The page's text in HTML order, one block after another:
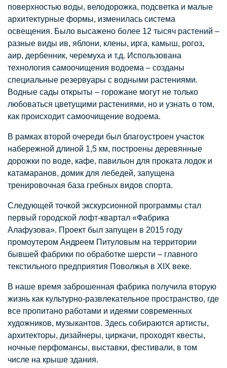
поверхностью воды, велодорожка, подсветка и малые
архитектурные формы, изменилась система
освещения. Было высажено более 12 тысяч растений –
разные виды ив, яблони, клены, ирга, камыш, рогоз,
аир, дербенник, черемуха и т.д. Использована
технология самоочищения водоема – созданы
специальные резервуары с водными растениями.
Водные сады открыты – горожане могут не только
любоваться цветущими растениями, но и узнать о том,
как происходит самоочищение водоема.
В рамках второй очереди был благоустроен участок
набережной длиной 1,5 км, построены деревянные
дорожки по воде, кафе, павильон для проката лодок и
катамаранов, домик для лебедей, запущена
тренировочная база гребных видов спорта.
Следующей точкой экскурсионной программы стал
первый городской лофт-квартал «Фабрика
Алафузова». Проект был запущен в 2015 году
промоутером Андреем Питуловым на территории
бывшей фабрики по обработке шерсти – главного
текстильного предприятия Поволжья в XIX веке.
В наше время заброшенная фабрика получила вторую
жизнь как культурно-развлекательное пространство, где
все пропитано работами и идеями современных
художников, музыкантов. Здесь собираются артисты,
архитекторы, дизайнеры, циркачи, проходят квесты,
ночные перфомансы, выставки, фестивали, в том
числе на крыше здания.